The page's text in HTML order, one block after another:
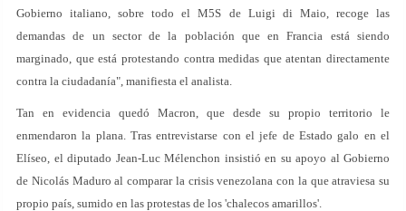
Gobierno italiano, sobre todo el M5S de Luigi di Maio, recoge las
demandas de un sector de la población que en Francia está siendo
marginado, que está protestando contra medidas que atentan directamente
contra la ciudadanía", manifiesta el analista.
Tan en evidencia quedó Macron, que desde su propio territorio le
enmendaron la plana. Tras entrevistarse con el jefe de Estado galo en el
Elíseo, el diputado Jean-Luc Mélenchon insistió en su apoyo al Gobierno
de Nicolás Maduro al comparar la crisis venezolana con la que atraviesa su
propio país, sumido en las protestas de los 'chalecos amarillos'.